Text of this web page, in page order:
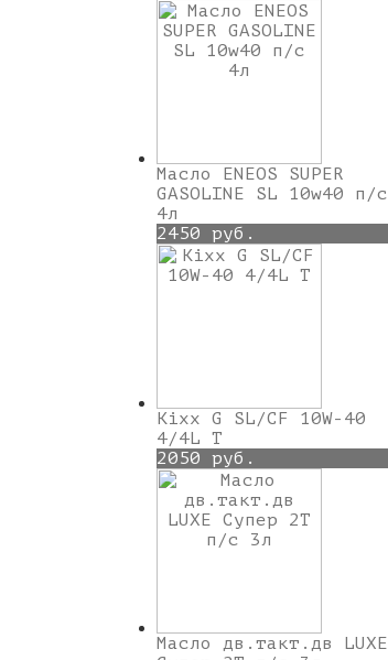
Масло ENEOS SUPER
GASOLINE SL 10w40 п/с
4л
2450 руб.
Kixx G SL/CF 10W-40
4/4L T
2050 руб.
Масло дв.такт.дв LUXE